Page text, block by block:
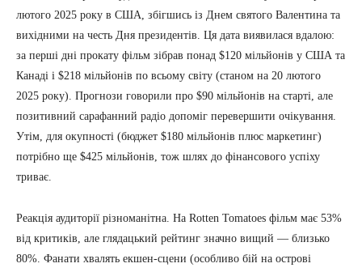
лютого 2025 року в США, збігшись із Днем святого Валентина та
вихідними на честь Дня президентів. Ця дата виявилася вдалою:
за перші дні прокату фільм зібрав понад $120 мільйонів у США та
Канаді і $218 мільйонів по всьому світу (станом на 20 лютого
2025 року). Прогнози говорили про $90 мільйонів на старті, але
позитивний сарафанний радіо допоміг перевершити очікування.
Утім, для окупності (бюджет $180 мільйонів плюс маркетинг)
потрібно ще $425 мільйонів, тож шлях до фінансового успіху
триває.
Реакція аудиторії різноманітна. На Rotten Tomatoes фільм має 53%
від критиків, але глядацький рейтинг значно вищий — близько
80%. Фанати хвалять екшен-сцени (особливо бій на острові